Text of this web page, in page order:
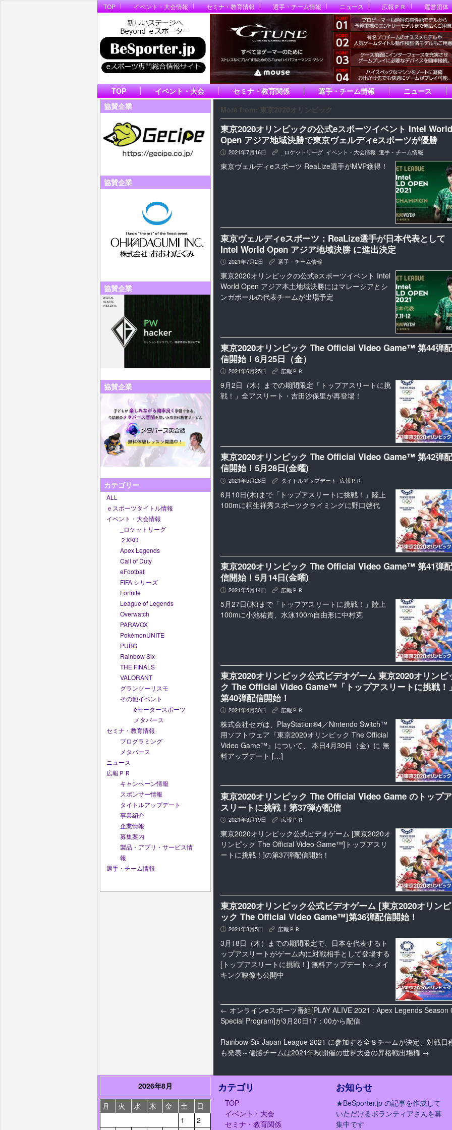
TOP イベント・大会情報 セミナ・教育情報 選手・チーム情報 ニュース 広報ＰＲ 運営団体
TOP イベント・大会 セミナ・教育関係 選手・チーム情報
ニュース
協賛企業
協賛企業
協賛企業
協賛企業
カテゴリー
ALL
ｅスポーツタイトル情報
イベント・大会情報
_ロケットリーグ
２XKO
Apex Legends
Call of Duty
eFootball
FIFA シリーズ
Fortnite
League of Legends
Overwatch
PARAVOX
PokémonUNITE
PUBG
Rainbow Six
THE FINALS
VALORANT
グランツーリスモ
その他イベント
eモータースポーツ
メタバース
セミナ・教育情報
プログラミング
メタバース
ニュース
広報ＰＲ
キャンペーン情報
スポンサー情報
タイトルアップデート
事業紹介
企業情報
募集案内
製品・アプリ・サービス情
報
選手・チーム情報
More from: 東京2020オリンピック
東京2020オリンピックの公式eスポーツイベント Intel World
Open アジア地域決勝で東京ヴェルディeスポーツが優勝
P 2021年7月16日 K _ロケットリーグ, イベント・大会情報, 選手・チーム情報
東京ヴェルディeスポーツ ReaLize選手がMVP獲得！
東京ヴェルディeスポーツ：ReaLize選手が日本代表として
Intel World Open アジア地域決勝 に進出決定
P 2021年7月2日 K 選手・チーム情報
東京2020オリンピックの公式eスポーツイベント Intel
World Open アジア本土地域決勝にはマレーシアとシ
ンガポールの代表チームが出場予定
東京2020オリンピック The Official Video Game™ 第44弾配
信開始！6月25日（金）
P 2021年6月25日 K 広報ＰＲ
9月2日（木）までの期間限定「トップアスリートに挑
戦！」全アスリート・吉田沙保里が再登場！
東京2020オリンピック The Official Video Game™ 第42弾配
信開始！5月28日(金曜)
P 2021年5月28日 K タイトルアップデート 広報ＰＲ
6月10日(木)まで「トップアスリートに挑戦！」陸上
100mに桐生祥秀スポーツクライミングに野口啓代
東京2020オリンピック The Official Video Game™ 第41弾配
信開始！5月14日(金曜)
P 2021年5月14日 K 広報ＰＲ
5月27日(木)まで「トップアスリートに挑戦！」陸上
100mに小池祐貴、水泳100m自由形に中村克
東京2020オリンピック公式ビデオゲーム 東京2020オリンピ
ク The Official Video Game™「トップアスリートに挑戦！
第40弾配信開始！
P 2021年4月30日 K 広報ＰＲ
株式会社セガは、PlayStation®4／Nintendo Switch™
用ソフトウェア『東京2020オリンピック The Official
Video Game™』について、 本日4月30日（金）に 無
料アップデート […]
東京2020オリンピック The Official Video Game のトップア
スリートに挑戦！第37弾が配信
P 2021年3月19日 K 広報ＰＲ
東京2020オリンピック公式ビデオゲーム [東京2020オ
リンピック The Official Video Game™]トップアスリ
ートに挑戦！]の第37弾配信開始！
東京2020オリンピック公式ビデオゲーム [東京2020オリンピ
ック The Official Video Game™]第36弾配信開始！
P 2021年3月5日 K 広報ＰＲ
3月18日（木）までの期間限定で、日本を代表するト
ップアスリートがゲーム内に対戦相手として登場する
[トップアスリートに挑戦！] 無料アップデート～メイ
キング映像も公開中
← オンラインeスポーツ番組[PLAY ALIVE 2021 : Apex Legends Season
Special Program]が3月20日17：00から配信
Rainbow Six Japan League 2021 に参加する全８チームが決定、対戦日
も発表～優勝チームは2021年秋開催の世界大会の昇格戦出場権 →
2026年8月
月
火 水 木 金 土
日
1
2
カテゴリ
TOP
イベント・大会
セミナ・教育関係
お知らせ
★BeSporter.jp の記事を作成して
いただけるボランティアさんを募
集中です